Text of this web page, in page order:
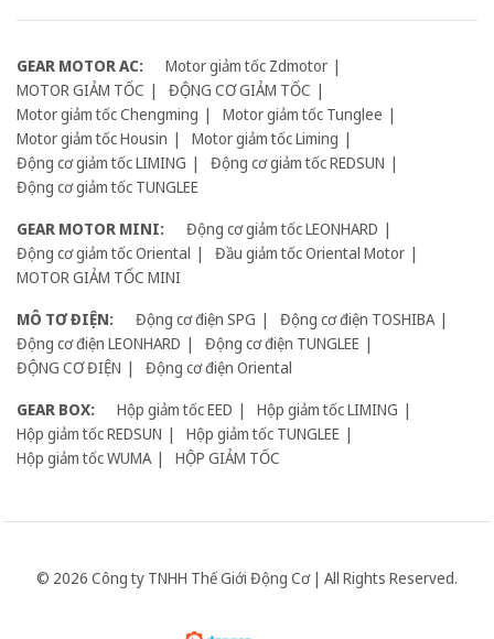
GEAR MOTOR AC:
Motor giảm tốc Zdmotor
MOTOR GIẢM TỐC
ĐỘNG CƠ GIẢM TỐC
Motor giảm tốc Chengming
Motor giảm tốc Tunglee
Motor giảm tốc Housin
Motor giảm tốc Liming
Động cơ giảm tốc LIMING
Động cơ giảm tốc REDSUN
Động cơ giảm tốc TUNGLEE
GEAR MOTOR MINI:
Động cơ giảm tốc LEONHARD
Động cơ giảm tốc Oriental
Đầu giảm tốc Oriental Motor
MOTOR GIẢM TỐC MINI
MÔ TƠ ĐIỆN:
Động cơ điện SPG
Động cơ điện TOSHIBA
Động cơ điện LEONHARD
Động cơ điện TUNGLEE
ĐỘNG CƠ ĐIỆN
Động cơ điện Oriental
GEAR BOX:
Hộp giảm tốc EED
Hộp giảm tốc LIMING
Hộp giảm tốc REDSUN
Hộp giảm tốc TUNGLEE
Hộp giảm tốc WUMA
HỘP GIẢM TỐC
© 2026 Công ty TNHH Thế Giới Động Cơ | All Rights Reserved.